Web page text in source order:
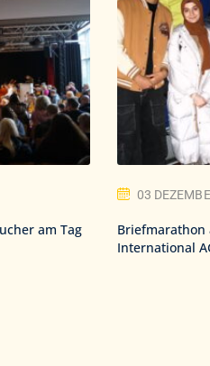
am Tag
03
Briefmarathon
International